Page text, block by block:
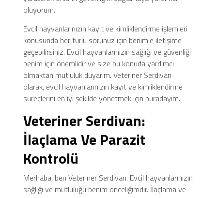
oluyorum.
Evcil hayvanlarınızın kayıt ve kimliklendirme işlemleri
konusunda her türlü sorunuz için benimle iletişime
geçebilirsiniz. Evcil hayvanlarınızın sağlığı ve güvenliği
benim için önemlidir ve size bu konuda yardımcı
olmaktan mutluluk duyarım. Veteriner Serdivan
olarak, evcil hayvanlarınızın kayıt ve kimliklendirme
süreçlerini en iyi şekilde yönetmek için buradayım.
Veteriner Serdivan:
İlaçlama Ve Parazit
Kontrolü
Merhaba, ben Veteriner Serdivan. Evcil hayvanlarınızın
sağlığı ve mutluluğu benim önceliğimdir. İlaçlama ve